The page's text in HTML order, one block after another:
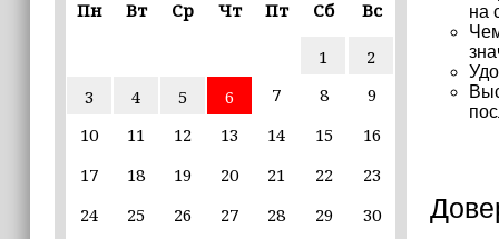
В Грозном федеральные эксперты
обсудили современные подходы к
17:41
ПСБ и МЧС России будут оказывать
поддержку жителям пострадавших
при чрезвычайных ситуациях
регионов
Пн
Вт Ср Чт Пт Сб Вс
1
2
3
4 5 6 7 8
9
10
11 12 13 14 15
16
17
18 19 20 21 22
23
24
25 26 27 28 29
30
на